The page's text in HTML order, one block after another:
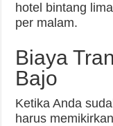
hotel bintang
per malam.
Biaya
Bajo
Ketika Anda
harus